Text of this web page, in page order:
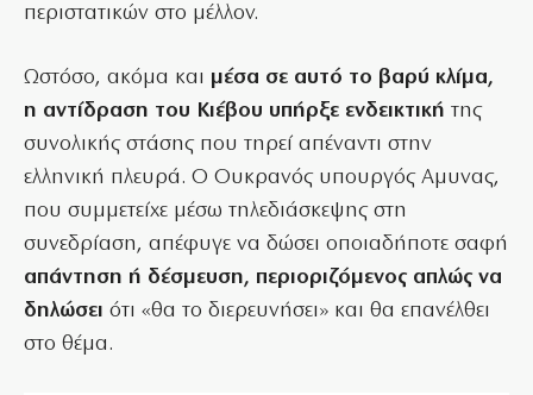
περιστατικών στο μέλλον.
Ωστόσο, ακόμα και μέσα σε αυτό το βαρύ κλίμα,
η αντίδραση του Κιέβου υπήρξε ενδεικτική της
συνολικής στάσης που τηρεί απέναντι στην
ελληνική πλευρά. Ο Ουκρανός υπουργός Αμυνας,
που συμμετείχε μέσω τηλεδιάσκεψης στη
συνεδρίαση, απέφυγε να δώσει οποιαδήποτε σαφή
απάντηση ή δέσμευση, περιοριζόμενος απλώς να
δηλώσει ότι «θα το διερευνήσει» και θα επανέλθει
στο θέμα.